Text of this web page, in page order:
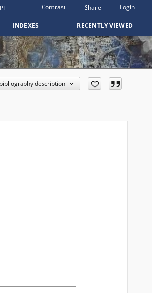
PL Contrast Share Login
INDEXES RECENTLY VIEWED
description